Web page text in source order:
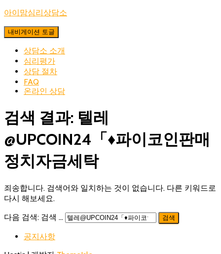
아이맘심리상담소
내비게이션 토글
상담소 소개
심리평가
상담 절차
FAQ
온라인 상담
검색 결과: 텔레
@UPCOIN24「♦파이코인판매
정치자금세탁
죄송합니다. 검색어와 일치하는 것이 없습니다. 다른 키워드로
다시 해보세요.
다음 검색: 검색 …
공지사항